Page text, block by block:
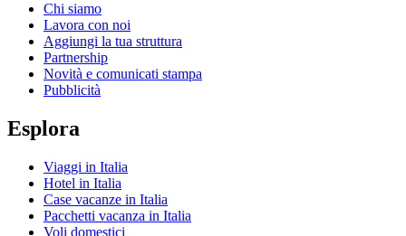
Chi siamo
Lavora con noi
Aggiungi la tua struttura
Partnership
Novità e comunicati stampa
Pubblicità
Esplora
Viaggi in Italia
Hotel in Italia
Case vacanze in Italia
Pacchetti vacanza in Italia
Voli domestici